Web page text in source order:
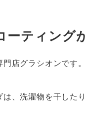
ティング
店グラシオンです。
、洗濯物を干した